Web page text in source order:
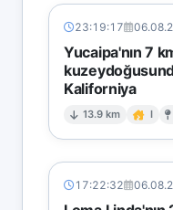
23:19:17
Yucaipa'nın 7
Kaliforniya
13.9 km I
17:22:32